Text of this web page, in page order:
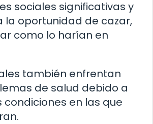
sociales significativas y
la oportunidad de cazar,
como lo harían en
también enfrentan
de salud debido a
condiciones en las que